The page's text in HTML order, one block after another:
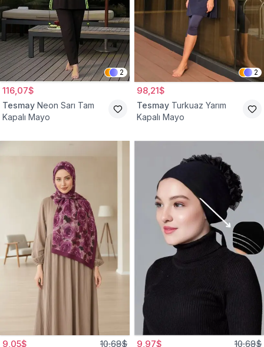
2
116,07$
Tesmay Neon Sarı Tam
Kapalı Mayo
2
98,21$
Tesmay Turkuaz Yarım
Kapalı Mayo
9,05$ 10,68$ 9,97$ 10,68$